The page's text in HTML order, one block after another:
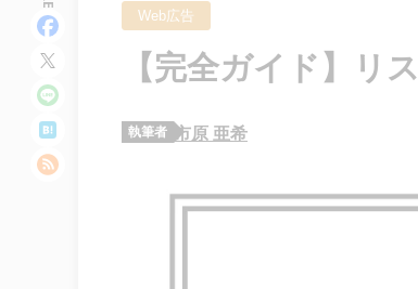
Web広告
【完全ガイド】リ
執筆者 市原 亜希